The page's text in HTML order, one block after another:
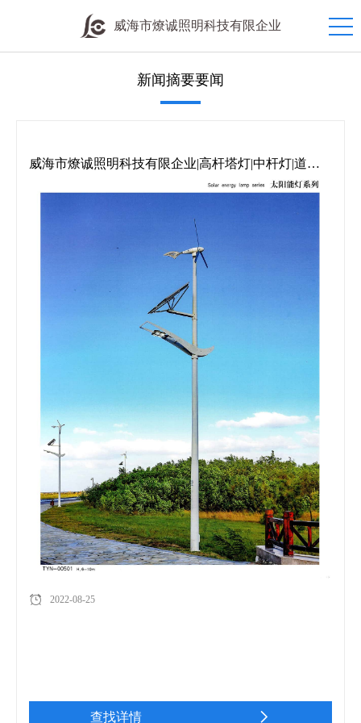
威海市燎诚照明科技有限企业
新闻摘要要闻
威海市燎诚照明科技有限企业|高杆塔灯|中杆灯|道路
灯|庭院灯|草坪灯|地埋灯|欧式灯|防潮灯|工矿灯|机床灯|
2022-08-25
查找详情